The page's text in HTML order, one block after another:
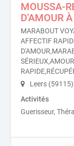
MOUSSA-
D'AMOUR
MARABOUT
AFFECTIF
Leers (59115)
Activités
Guerisseur,